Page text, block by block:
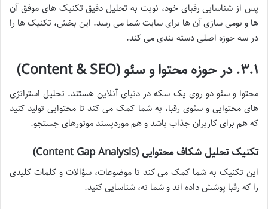
پس از شناسایی رقبای خود، نوبت به تحلیل دقیق تکنیک های موفق آن
ها و بومی سازی آن ها برای سایت شما می رسد. این بخش، تکنیک ها را
در سه حوزه اصلی دسته بندی می کند.
۳.۱. در حوزه محتوا و سئو (Content & SEO)
محتوا و سئو دو روی یک سکه در دنیای آنلاین هستند. تحلیل استراتژی
های محتوایی و سئوی رقبا، به شما کمک می کند تا محتوایی تولید کنید
که هم برای کاربران جذاب باشد و هم موردپسند موتورهای جستجو.
تکنیک تحلیل شکاف محتوایی (Content Gap Analysis)
این تکنیک به شما کمک می کند تا موضوعات، سؤالات و کلمات کلیدی
را که رقبا پوشش داده اند و شما نه، شناسایی کنید.